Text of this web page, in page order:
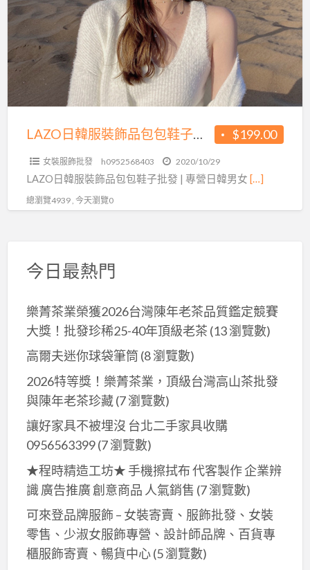
服
飾
品
包
包
$199.00
LAZO日韓服裝飾品包包鞋子批發 | 專營日韓男女服裝飾品批發零售
女裝服飾批發 h0952568403 2020/10/29
LAZO日韓服裝飾品包包鞋子批發 | 專營日韓男女 […]
總瀏覽4939 , 今天瀏覽0
今日最熱門
樂菁茶業榮獲2026台灣陳年老茶品質鑑定競賽
大獎！批發珍稀25-40年頂級老茶 (13 瀏覽數)
高爾夫迷你球袋筆筒(8 瀏覽數)
2026特等獎！樂菁茶業，頂級台灣高山茶批發
與陳年老茶珍藏(7 瀏覽數)
讓好家具不被埋沒 台北二手家具收購
0956563399(7 瀏覽數)
★程時精造工坊★ 手機擦拭布 代客製作 企業辨
識 廣告推廣 創意商品 人氣銷售 (7 瀏覽數)
可來登品牌服飾 – 女裝寄賣、服飾批發、女裝
零售、少淑女服飾專營、設計師品牌、百貨專
櫃服飾寄賣、暢貨中心(5 瀏覽數)